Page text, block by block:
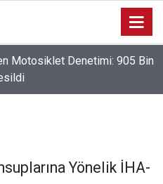
Motosiklet Denetimi: 905 Bin
Yönelik İHA-